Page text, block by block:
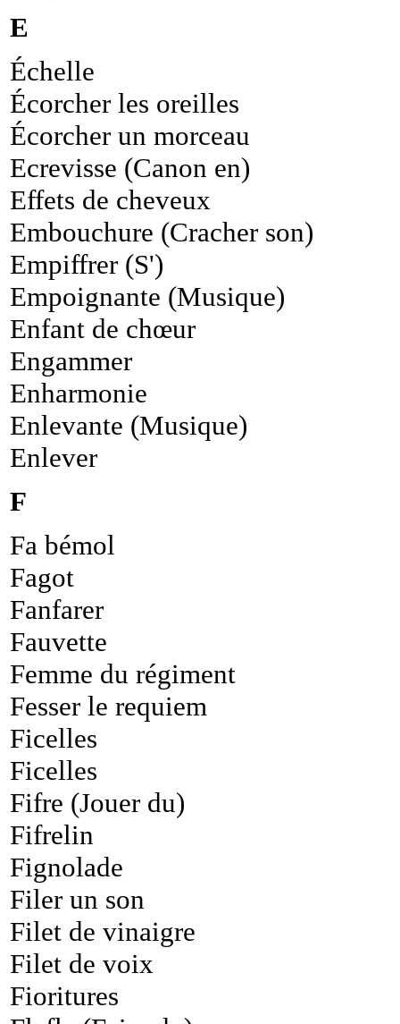
E
Échelle
Écorcher les oreilles
Écorcher un morceau
Ecrevisse (Canon en)
Effets de cheveux
Embouchure (Cracher son)
Empiffrer (S')
Empoignante (Musique)
Enfant de chœur
Engammer
Enharmonie
Enlevante (Musique)
Enlever
F
Fa bémol
Fagot
Fanfarer
Fauvette
Femme du régiment
Fesser le requiem
Ficelles
Ficelles
Fifre (Jouer du)
Fifrelin
Fignolade
Filer un son
Filet de vinaigre
Filet de voix
Fioritures